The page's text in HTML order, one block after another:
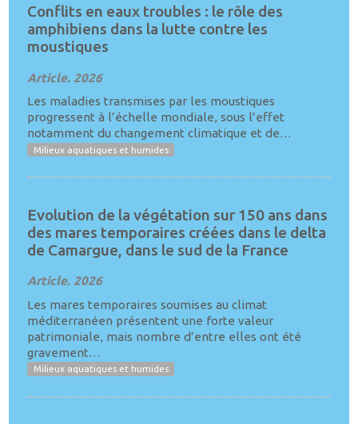
Conflits en eaux troubles : le rôle des
amphibiens dans la lutte contre les
moustiques
Article. 2026
Les maladies transmises par les moustiques
progressent à l’échelle mondiale, sous l’effet
notamment du changement climatique et de…
Milieux aquatiques et humides
Evolution de la végétation sur 150 ans dans
des mares temporaires créées dans le delta
de Camargue, dans le sud de la France
Article. 2026
Les mares temporaires soumises au climat
méditerranéen présentent une forte valeur
patrimoniale, mais nombre d’entre elles ont été
gravement…
Milieux aquatiques et humides